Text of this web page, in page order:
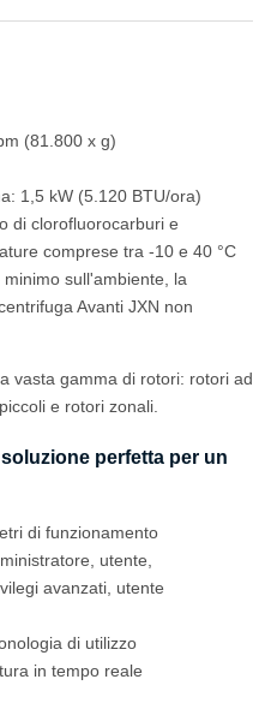
(81.800 x g)
1,5 kW (5.120 BTU/ora)
di clorofluorocarburi e
comprese tra -10 e 40 °C
sull'ambiente, la
Avanti JXN non
vasta gamma di rotori: rotori ad
e rotori zonali.
perfetta per un
di funzionamento
utente,
avanzati, utente
di utilizzo
in tempo reale